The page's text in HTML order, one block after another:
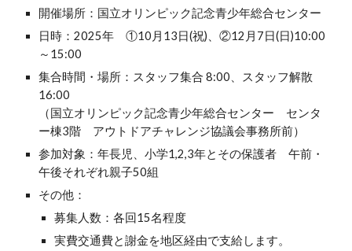
開催場所：国立オリンピック記念青少年総合センター
日時：2025年 ①10月13日(祝)、②12月7日(日)10:00
～15:00
集合時間・場所：スタッフ集合 8:00、スタッフ解散
16:00
（国立オリンピック記念青少年総合センター センタ
ー棟3階 アウトドアチャレンジ協議会事務所前）
参加対象：年長児、小学1,2,3年とその保護者 午前・
午後それぞれ親子50組
その他：
募集人数：各回15名程度
実費交通費と謝金を地区経由で支給します。